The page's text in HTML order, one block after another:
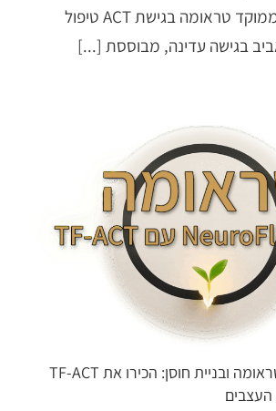
TF-ACT - טיפול ממוקד טראומה בגישת ACT טיפול
בגישה עדינה, מבוססת [...]
ניהול השפעות הטראומה ובניית חוסן: הכירו את TF-ACT
העצבים